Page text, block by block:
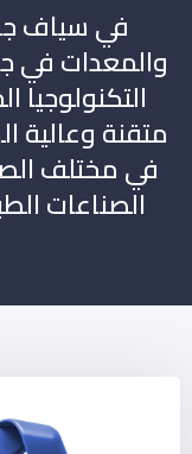
في سياف
والمعدات في
متقنة وعالية
في مختلف
الصناعات